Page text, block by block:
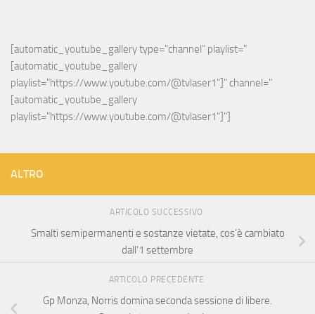
[automatic_youtube_gallery type="channel" playlist="
[automatic_youtube_gallery
playlist="https://www.youtube.com/@tvlaser1"]" channel="
[automatic_youtube_gallery
playlist="https://www.youtube.com/@tvlaser1"]"]
ALTRO
ARTICOLO SUCCESSIVO
Smalti semipermanenti e sostanze vietate, cos’è cambiato
dall’1 settembre
ARTICOLO PRECEDENTE
Gp Monza, Norris domina seconda sessione di libere.